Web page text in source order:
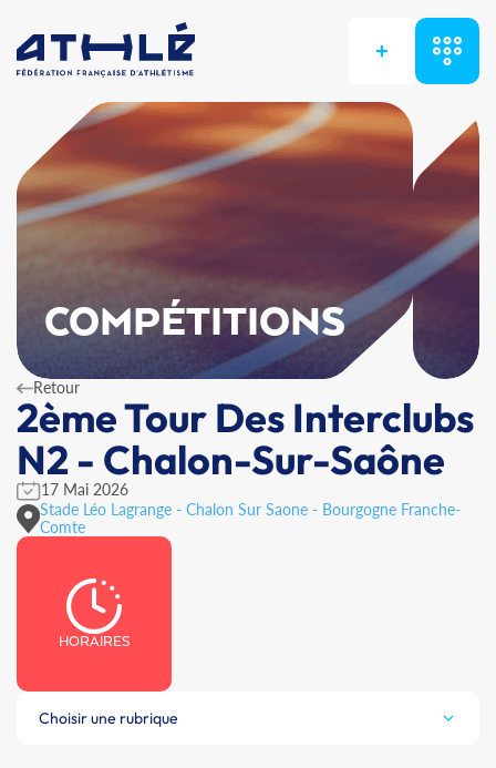
+
COMPÉTITIONS
Retour
2ème Tour Des Interclubs
N2 - Chalon-Sur-Saône
17 Mai 2026
Stade Léo Lagrange - Chalon Sur Saone - Bourgogne Franche-
Comte
HORAIRES
Choisir une rubrique